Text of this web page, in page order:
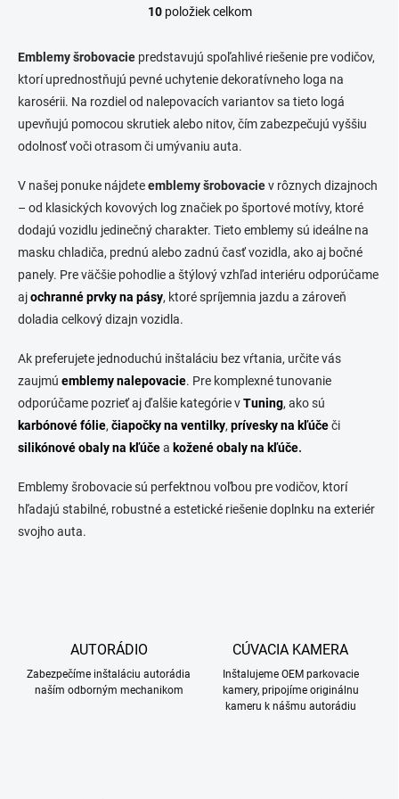
O
l
d
a
c
i
e
r
v
y
v
ý
p
i
10položiek celkom
Emblemy šrobovacie predstavujú spoľahlivé riešenie pre vodičov,
ktorí uprednostňujú pevné uchytenie dekoratívneho loga na
karosérii. Na rozdiel od nalepovacích variantov sa tieto logá
upevňujú pomocou skrutiek alebo nitov, čím zabezpečujú vyššiu
odolnosť voči otrasom či umývaniu auta.
V našej ponuke nájdeteemblemy šrobovaciev rôznych dizajnoch
– od klasických kovových log značiek po športové motívy, ktoré
dodajú vozidlu jedinečný charakter. Tieto emblemy sú ideálne na
masku chladiča, prednú alebo zadnú časť vozidla, ako aj bočné
panely. Pre väčšie pohodlie a štýlový vzhľad interiéru odporúčame
ajochranné prvky na pásy, ktoré spríjemnia jazdu a zároveň
doladia celkový dizajn vozidla.
Ak preferujete jednoduchú inštaláciu bez vŕtania, určite vás
zaujmú emblemy nalepovacie. Pre komplexné tunovanie
odporúčame pozrieť aj ďalšie kategórie vTuning, ako sú
karbónové fólie, čiapočky na ventilky, prívesky na kľúčeči
silikónovéobaly na kľúčea kožené obaly na kľúče.
Emblemy šrobovacie sú perfektnou voľbou pre vodičov, ktorí
hľadajú stabilné, robustné a estetické riešenie doplnku na exteriér
svojho auta.
AUTORÁDIO
Zabezpečíme inštaláciu autorádia
naším odborným mechanikom
CÚVACIA KAMERA
Inštalujeme OEM parkovacie
kamery, pripojíme originálnu
kameru k nášmu autorádiu